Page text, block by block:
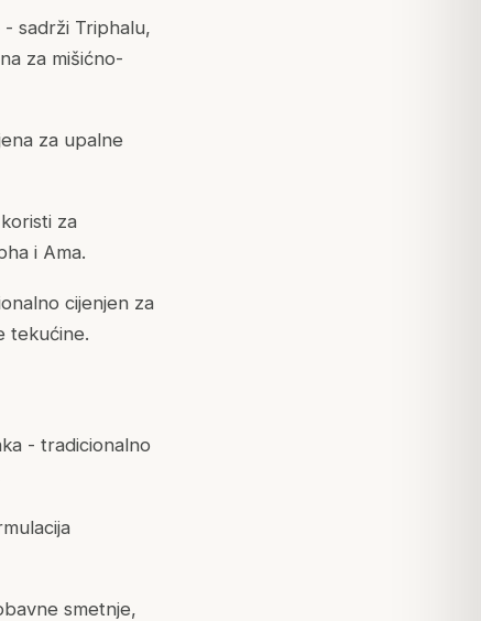
- sadrži Triphalu,
za mišićno-
za upalne
za
i Ama.
cijenjen za
tekućine.
- tradicionalno
smetnje,